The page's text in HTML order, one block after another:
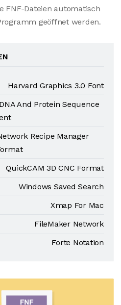
FNF-Dateien automatisch
geöffnet werden.
Harvard Graphics 3.0 Font
And Protein Sequence
Recipe Manager
QuickCAM 3D CNC Format
Windows Saved Search
Xmap For Mac
FileMaker Network
Forte Notation